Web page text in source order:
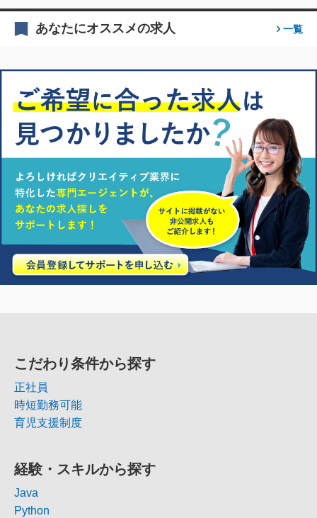
あなたにオススメの求人 一覧
こだわり条件から探す
正社員
時短勤務可能
育児支援制度
経験・スキルから探す
Java
Python